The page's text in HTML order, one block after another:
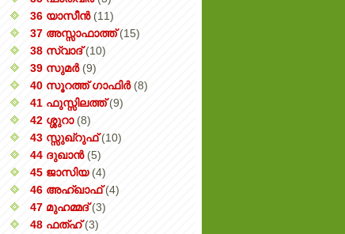
36 യാസീൻ (11)
37 അസ്സാഫാത്ത് (15)
38 സ്വാദ് (10)
39 സുമർ (9)
40 സൂറത്ത് ഗാഫിർ (8)
41 ഫുസ്സിലത്ത് (9)
42 ശ്ശുറാ (8)
43 സ്സുഖ്‌റുഫ് (10)
44 ദുഖാൻ (5)
45 ജാസിയ (4)
46 അഹ്‌ഖാഫ് (4)
47 മുഹമ്മദ് (3)
48 ഫത്‌ഹ് (3)